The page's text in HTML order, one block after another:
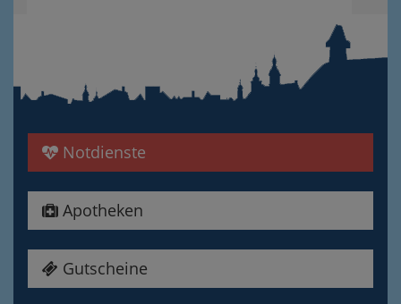
Notdienste
Apotheken
Gutscheine